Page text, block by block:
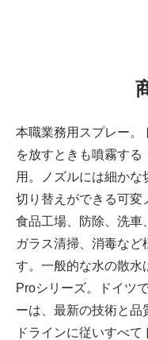
本職業務用スプレー。
を放すときも噴霧す
用。ノズルには細か
切り替えができる可変
食品工場、防除、洗車
ガラス清掃、消毒など
す。一般的な水の散水
Proシリーズ。ドイツ
ーは、最新の技術と品
ドラインに従いすべて